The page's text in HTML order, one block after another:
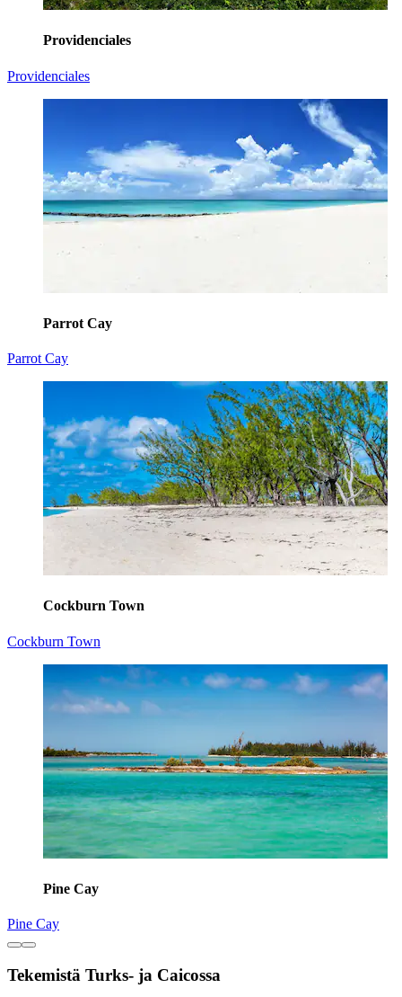
Providenciales
Providenciales
Parrot Cay
Parrot Cay
Cockburn Town
Cockburn Town
Pine Cay
Pine Cay
Tekemistä Turks- ja Caicossa